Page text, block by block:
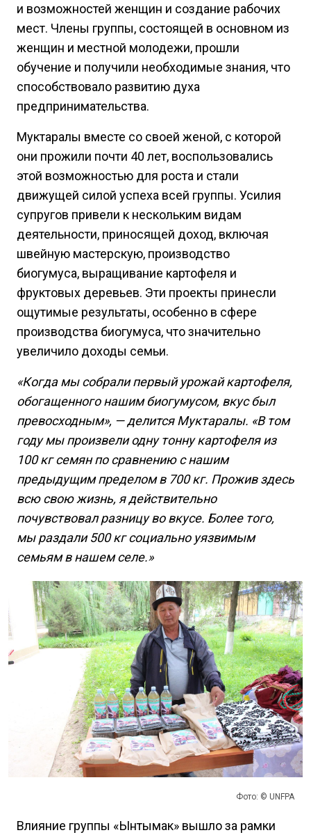
и возможностей женщин и создание рабочих
мест. Члены группы, состоящей в основном из
женщин и местной молодежи, прошли
обучение и получили необходимые знания, что
способствовало развитию духа
предпринимательства.
Муктаралы вместе со своей женой, с которой
они прожили почти 40 лет, воспользовались
этой возможностью для роста и стали
движущей силой успеха всей группы. Усилия
супругов привели к нескольким видам
деятельности, приносящей доход, включая
швейную мастерскую, производство
биогумуса, выращивание картофеля и
фруктовых деревьев. Эти проекты принесли
ощутимые результаты, особенно в сфере
производства биогумуса, что значительно
увеличило доходы семьи.
«Когда мы собрали первый урожай картофеля,
обогащенного нашим биогумусом, вкус был
превосходным», — делится Муктаралы. «В том
году мы произвели одну тонну картофеля из
100 кг семян по сравнению с нашим
предыдущим пределом в 700 кг. Прожив здесь
всю свою жизнь, я действительно
почувствовал разницу во вкусе. Более того,
мы раздали 500 кг социально уязвимым
семьям в нашем селе.»
Фото: © UNFPA
Влияние группы «Ынтымак» вышло за рамки